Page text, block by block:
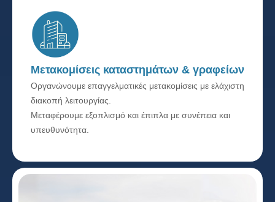
Μετακομίσεις καταστημάτων & γραφείων
Οργανώνουμε επαγγελματικές μετακομίσεις με ελάχιστη
διακοπή λειτουργίας.
Μεταφέρουμε εξοπλισμό και έπιπλα με συνέπεια και
υπευθυνότητα.